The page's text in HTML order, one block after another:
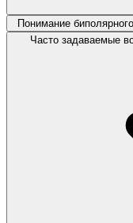
Понимание
Часто задаваемые